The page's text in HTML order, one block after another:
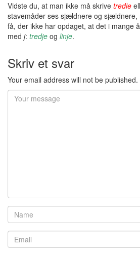
Vidste du, at man ikke må skrive tredie
stavemåder ses sjældnere og sjældnere,
få, der ikke har opdaget, at det i mange
med j: tredje og linje.
Skriv et svar
Your email address will not be published.